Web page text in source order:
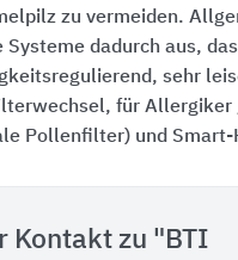
zu vermeiden.
Systeme dadurch aus,
sehr
für Allergiker
Pollenfilter) und Smart-
Kontakt zu "BTI